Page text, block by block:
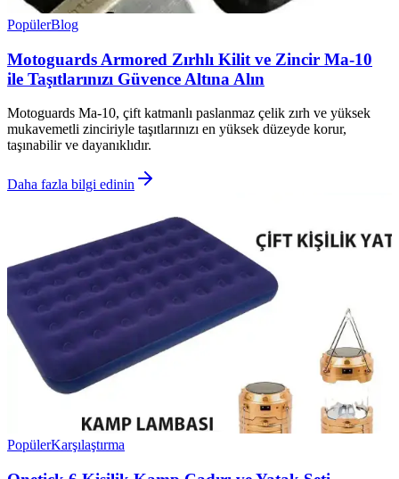
PopülerBlog
Motoguards Armored Zırhlı Kilit ve Zincir Ma-10
ile Taşıtlarınızı Güvence Altına Alın
Motoguards Ma-10, çift katmanlı paslanmaz çelik zırh ve yüksek
mukavemetli zinciriyle taşıtlarınızı en yüksek düzeyde korur,
taşınabilir ve dayanıklıdır.
Daha fazla bilgi edinin
PopülerKarşılaştırma